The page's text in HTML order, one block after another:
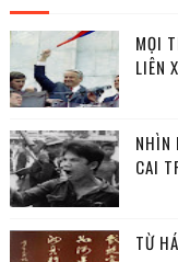
MỌI
LIÊN
NHÌN
CAI
TỪ